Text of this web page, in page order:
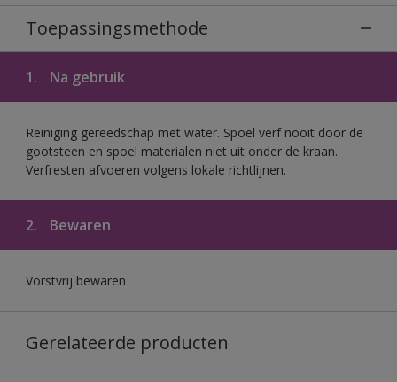
Toepassingsmethode
1. Na gebruik
Reiniging gereedschap met water. Spoel verf nooit door de
gootsteen en spoel materialen niet uit onder de kraan.
Verfresten afvoeren volgens lokale richtlijnen.
2. Bewaren
Vorstvrij bewaren
Gerelateerde producten